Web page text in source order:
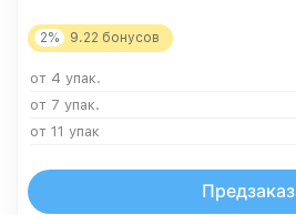
2% 9.22 бонусов
от 4 упак.
от 7 упак.
от 11 упак
Предзаказ